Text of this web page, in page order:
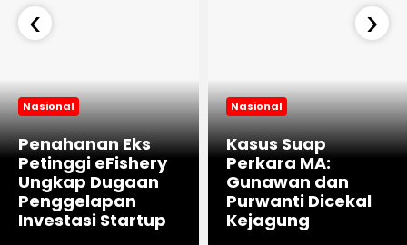
Nasional
Penahanan Eks
Petinggi eFishery
Ungkap Dugaan
Penggelapan
Investasi Startup
Nasional
Kasus Suap
Perkara MA:
Gunawan dan
Purwanti Dicekal
Kejagung
‹ ›